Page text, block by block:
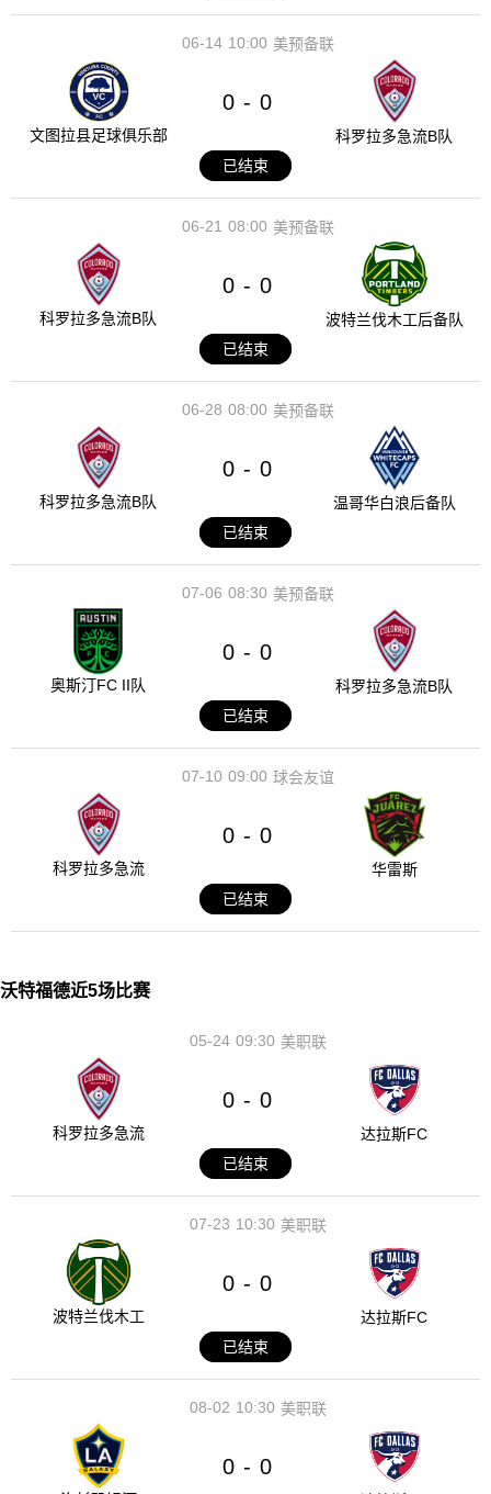
10:00
06-14 美预备联
文图拉县足球俱乐部
0 - 0
科罗拉多急流B队
已结束
08:00
06-21 美预备联
科罗拉多急流B队
0 - 0
波特兰伐木工后备队
已结束
08:00
06-28 美预备联
科罗拉多急流B队
0 - 0
温哥华白浪后备队
已结束
08:30
07-06 美预备联
奥斯汀FC II队
0 - 0
科罗拉多急流B队
已结束
09:00
07-10 球会友谊
科罗拉多急流
0 - 0
华雷斯
已结束
沃特福德近5场比赛
09:30
05-24 美职联
科罗拉多急流
0 - 0
达拉斯FC
已结束
10:30
07-23 美职联
波特兰伐木工
0 - 0
达拉斯FC
已结束
10:30
08-02 美职联
0 - 0